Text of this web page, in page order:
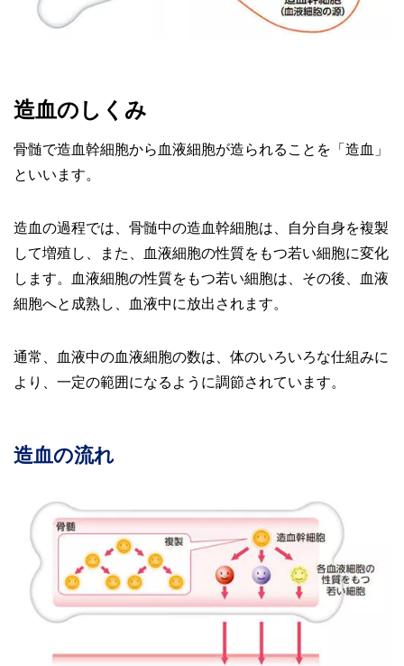
造血のしくみ
骨髄で造血幹細胞から血液細胞が造られることを「造血」
といいます。
造血の過程では、骨髄中の造血幹細胞は、自分自身を複製
して増殖し、また、血液細胞の性質をもつ若い細胞に変化
します。血液細胞の性質をもつ若い細胞は、その後、血液
細胞へと成熟し、血液中に放出されます。
通常、血液中の血液細胞の数は、体のいろいろな仕組みに
より、一定の範囲になるように調節されています。
造血の流れ